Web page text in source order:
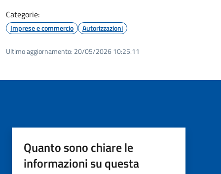
Categorie:
Imprese e commercio Autorizzazioni
Ultimo aggiornamento: 20/05/2026 10:25.11
Quanto sono chiare le
informazioni su questa